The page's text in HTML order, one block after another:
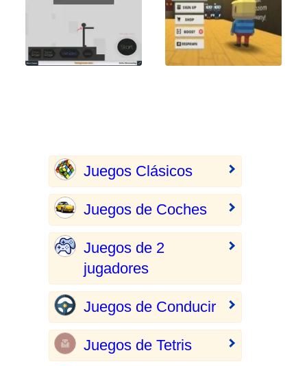
Juegos Clásicos
Juegos de Coches
Juegos de 2
jugadores
Juegos de Conducir
Juegos de Tetris